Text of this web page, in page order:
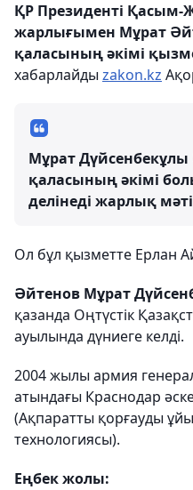
ҚР Президенті
жарлығымен Мұрат
қаласының әкімі
хабарлайды zakon.kz
Мұрат
қаласының әкімі
делінеді жарлық
Ол бұл қызметте Ерлан
Әйтенов Мұрат
қазанда Оңтүстік
ауылында дүниеге келді.
2004 жылы армия
атындағы Краснодар
(Ақпаратты қорғауды
технологиясы).
Еңбек жолы: